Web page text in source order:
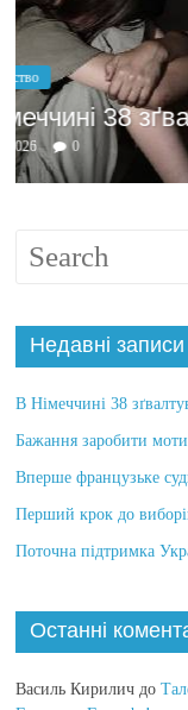
щодня
Недавні записи
В Німеччині 38
Бажання заробити
Вперше французьке
Перший крок до
Поточна підтримка
Останні
Василь Кирилич до